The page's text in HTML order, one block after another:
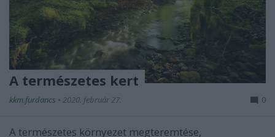
A természetes kert
kkm.furdancs • 2020. február 27. 0
A természetes környezet megteremtése,